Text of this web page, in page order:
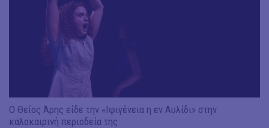
Ο Θείος Άρης είδε την «Ιφιγένεια η εν Αυλίδι» στην
καλοκαιρινή περιοδεία της